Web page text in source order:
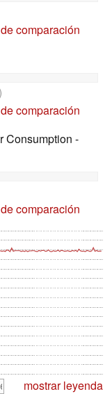
comparación
comparación
Consumption -
comparación
mostrar leyenda